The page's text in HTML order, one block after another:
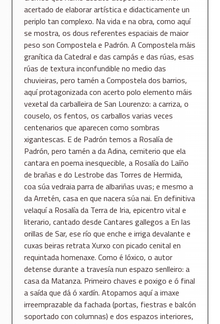
acertado de elaborar artística e didacticamente un
periplo tan complexo. Na vida e na obra, como aquí
se mostra, os dous referentes espaciais de maior
peso son Compostela e Padrón. A Compostela máis
granítica da Catedral e das campás e das rúas, esas
rúas de textura inconfundible no medio das
chuvieiras, pero tamén a Compostela dos barrios,
aquí protagonizada con acerto polo elemento máis
vexetal da carballeira de San Lourenzo: a carriza, o
couselo, os fentos, os carballos varias veces
centenarios que aparecen como sombras
xigantescas. E de Padrón temos a Rosalía de
Padrón, pero tamén a da Adina, cemiterio que ela
cantara en poema inesquecible, a Rosalía do Laíño
de brañas e do Lestrobe das Torres de Hermida,
coa súa vedraia parra de albariñas uvas; e mesmo a
da Arretén, casa en que nacera súa nai. En definitiva
velaquí a Rosalía da Terra de Iria, epicentro vital e
literario, cantado desde Cantares gallegos a En las
orillas de Sar, ese río que enche e irriga devalante e
cuxas beiras retrata Xurxo con picado cenital en
requintada homenaxe. Como é lóxico, o autor
detense durante a travesía nun espazo senlleiro: a
casa da Matanza. Primeiro chaves e poxigo e ó final
a saída que dá ó xardín. Atopamos aquí a imaxe
irreemprazable da fachada (portas, fiestras e balcón
soportado con columnas) e dos espazos interiores,